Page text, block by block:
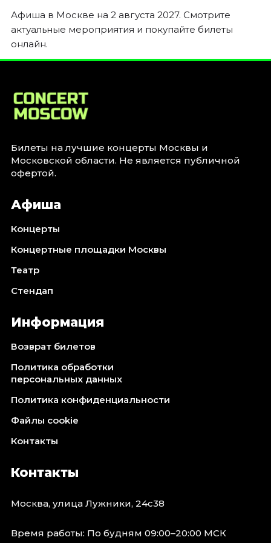
Стендап
Август 2026
Сентябрь 2026
Ноябрь 2026
Декабрь 2026
Август 2026
Сентябрь 2026
Декабрь 2026
Октябрь 2026
Август 2026
Октябрь 2026
События
Август 2026
Ноябрь 2026
Январь 2027
Афиша в Москве на 2 августа 2027. Смотрите
актуальные мероприятия и покупайте билеты
онлайн.
Билеты на лучшие концерты Москвы и
Московской области. Не является публичной
офертой.
Афиша
Концерты
Концертные площадки Москвы
Театр
Стендап
Информация
Возврат билетов
Политика обработки
персональных данных
Политика конфиденциальности
Файлы cookie
Контакты
Контакты
Москва, улица Лужники, 24с38
Время работы: По будням 09:00–20:00 МСК